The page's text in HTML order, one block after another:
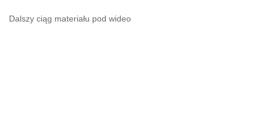
Dalszy ciąg materiału pod wideo